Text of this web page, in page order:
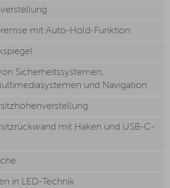
mit Auto-Hold-Funktion
Sicherheitssystemen,
und Navigation
mit Haken und USB-C-
in LED-Technik